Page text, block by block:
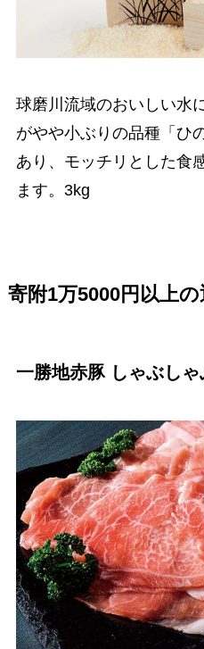
球磨川流域のおいしい水
がやや小ぶりの品種「ひ
あり、モッチリとした食
ます。3kg
寄附1万5000円以上
一勝地赤豚 しゃぶしゃ